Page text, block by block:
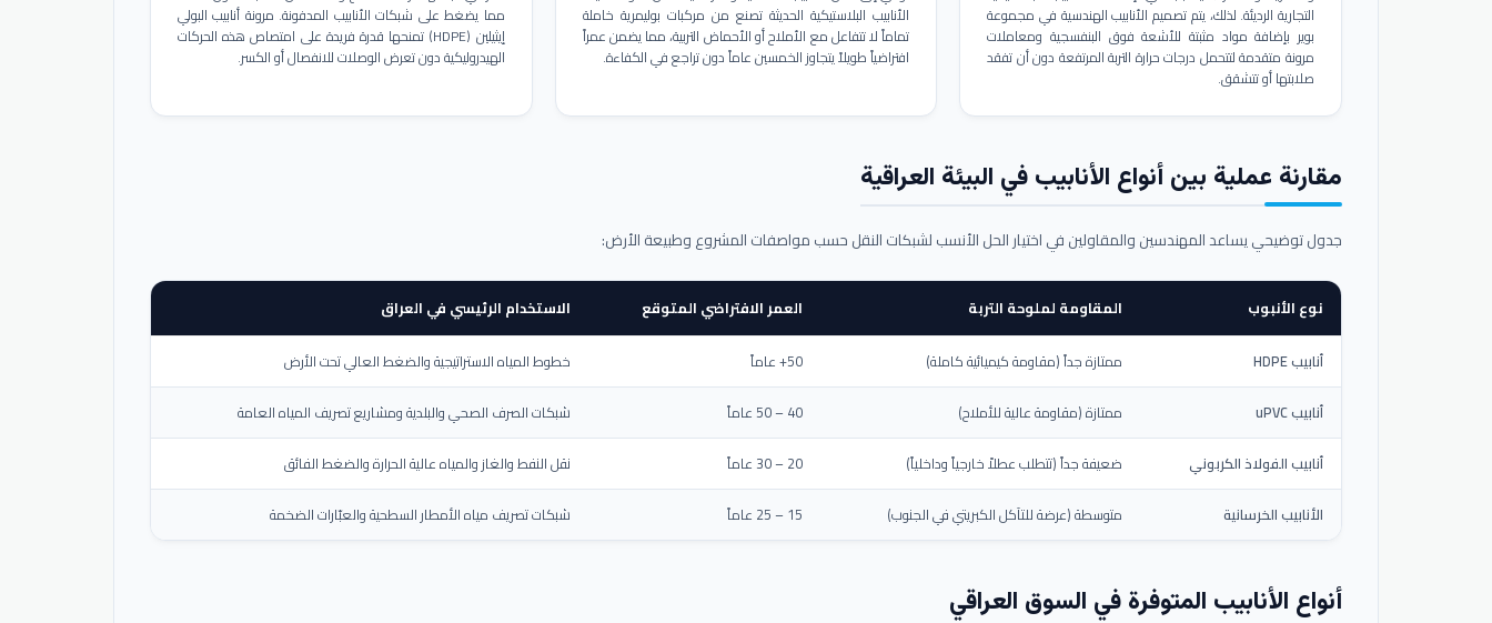
التجارية الرديئة. لذلك، يتم تصميم الأنابيب الهندسية في مجموعة
بوير بإضافة مواد مثبتة للأشعة فوق البنفسجية ومعاملات
مرونة متقدمة لتتحمل درجات حرارة التربة المرتفعة دون أن تفقد
صلابتها أو تتشقق.
الأنابيب البلاستيكية الحديثة تصنع من مركبات بوليمرية خاملة
تماماً لا تتفاعل مع الأملاح أو الأحماض التربية، مما يضمن عمراً
افتراضياً طويلاً يتجاوز الخمسين عاماً دون تراجع في الكفاءة.
مما يضغط على شبكات الأنابيب المدفونة. مرونة أنابيب البولي
إيثيلين (HDPE) تمنحها قدرة فريدة على امتصاص هذه الحركات
الهيدروليكية دون تعرض الوصلات للانفصال أو الكسر.
مقارنة عملية بين أنواع الأنابيب في البيئة العراقية
جدول توضيحي يساعد المهندسين والمقاولين في اختيار الحل الأنسب لشبكات النقل حسب مواصفات المشروع وطبيعة الأرض:
نوع الأنبوب المقاومة لملوحة التربة العمر الافتراضي المتوقع الاستخدام الرئيسي في العراق
أنابيب HDPE ممتازة جداً (مقاومة كيميائية كاملة) 50+ عاماً
خطوط المياه الاستراتيجية والضغط العالي تحت الأرض
أنابيب uPVC
ممتازة (مقاومة عالية للأملاح) 40 – 50 عاماً
شبكات الصرف الصحي والبلدية ومشاريع تصريف المياه العامة
أنابيب الفولاذ الكربوني
ضعيفة جداً (تتطلب عطلاً خارجياً وداخلياً) 20 – 30 عاماً
نقل النفط والغاز والمياه عالية الحرارة والضغط الفائق
الأنابيب الخرسانية
متوسطة (عرضة للتآكل الكبريتي في الجنوب) 15 – 25 عاماً شبكات تصريف مياه الأمطار السطحية والعبّارات الضخمة
أنواع الأنابيب المتوفرة في السوق العراقي